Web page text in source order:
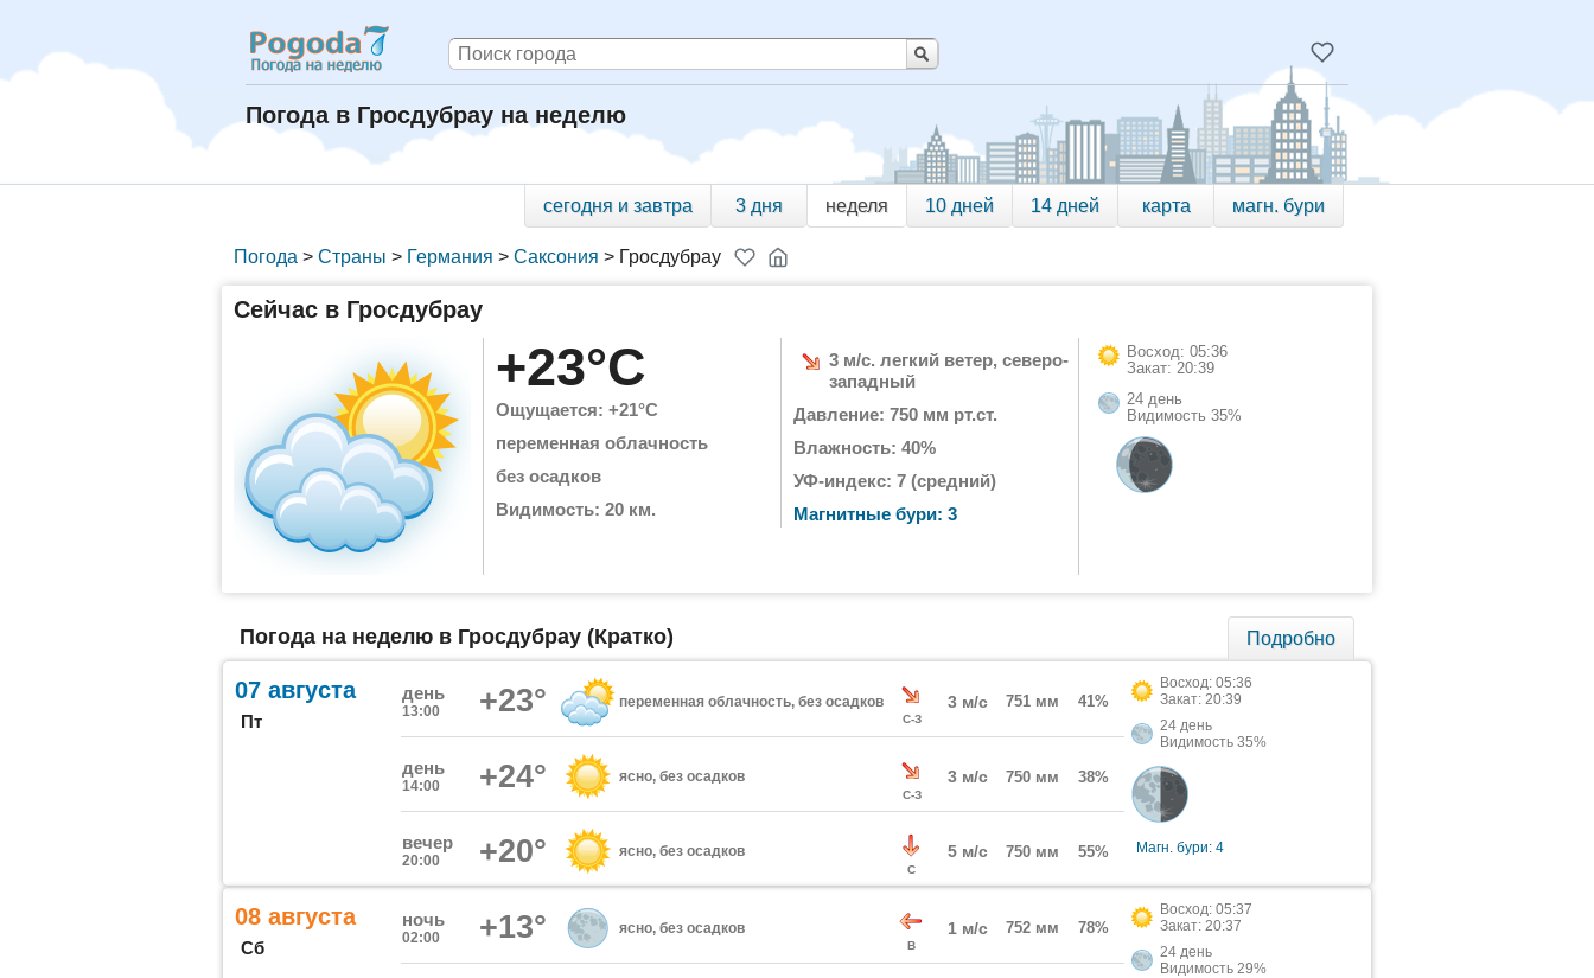
Погода в Гросдубрау на неделю
сегодня и завтра 3 дня неделя 10 дней 14 дней карта магн. бури
Погода > Страны > Германия > Саксония > Гросдубрау
Сейчас в Гросдубрау
+23°C
Ощущается: +21°C
переменная облачность
без осадков
Видимость: 20 км.
3 м/с. легкий ветер, северо-
западный
Давление: 750 мм рт.ст.
Влажность: 40%
УФ-индекс: 7 (средний)
Магнитные бури: 3
Восход: 05:36
Закат: 20:39
24 день
Видимость 35%
Погода на неделю в Гросдубрау (Кратко) Подробно
07 августа
Пт
день
13:00 +23° переменная облачность, без осадков
С-З
3 м/с 751 мм 41%
день
14:00 +24° ясно, без осадков
С-З
3 м/с 750 мм 38%
вечер
20:00 +20° ясно, без осадков
С
5 м/с 750 мм 55%
Восход: 05:36
Закат: 20:39
24 день
Видимость 35%
Магн. бури: 4
08 августа
Сб
ночь
02:00 +13° ясно, без осадков
В
1 м/с 752 мм 78%
Восход: 05:37
Закат: 20:37
24 день
Видимость 29%